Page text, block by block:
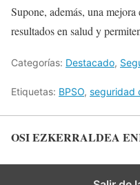
Supone, además, una
resultados en salud y
Categorías: Destacado,
Etiquetas: BPSO, seguridad
OSI EZKERRALDEA